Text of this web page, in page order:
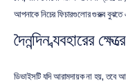
আপনাকে নিচের ফিচারগুলোর গুরুত্ব বুঝতে
দৈনন্দিন ব্যবহারের
ডিভাইসটি যদি আরামদায়ক না হয়, তবে